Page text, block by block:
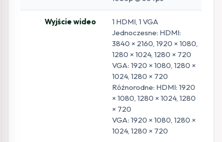
Wyjście wideo
1 HDMI, 1 VGA
Jednoczesne: HDMI:
3840 × 2160, 1920 × 1080,
1280 × 1024, 1280 × 720
VGA: 1920 × 1080, 1280 ×
1024, 1280 × 720
Różnorodne: HDMI: 1920
× 1080, 1280 × 1024, 1280
× 720
VGA: 1920 × 1080, 1280 ×
1024, 1280 × 720